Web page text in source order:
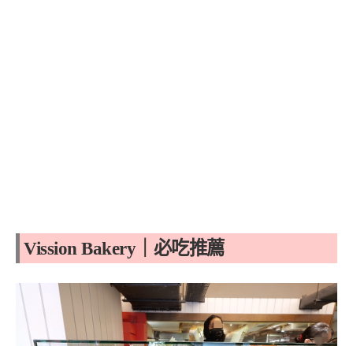
Vission Bakery｜必吃推薦